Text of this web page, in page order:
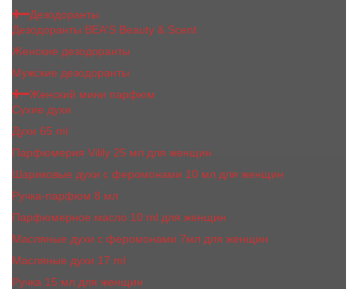
Дезодоранты
Дезодоранты BEA'S Beauty & Scent
Женские дезодоранты
Мужские дезодоранты
Женский мини парфюм
Сухие духи
Духи 65 ml
Парфюмерия Vilily 25 мл для женщин
Шариковые духи с феромонами 10 мл для женщин
Ручка-парфюм 8 мл
Парфюмерное масло 10 ml для женщин
Масляные духи c феромонами 7мл для женщин
Масляные духи 17 ml
Ручка 15 мл для женщин